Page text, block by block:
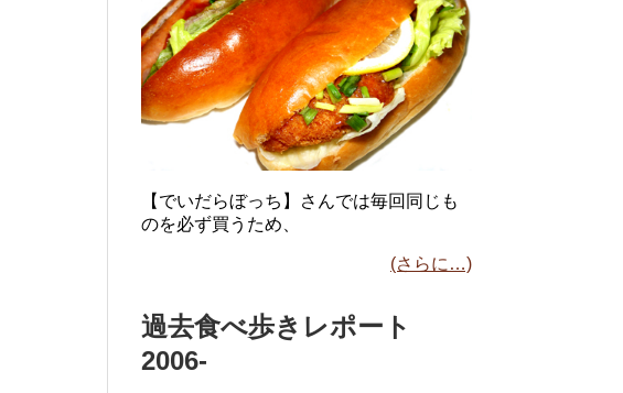
【でいだらぼっち】さんでは毎回同じも
のを必ず買うため、
(さらに…)
過去食べ歩きレポート
2006-